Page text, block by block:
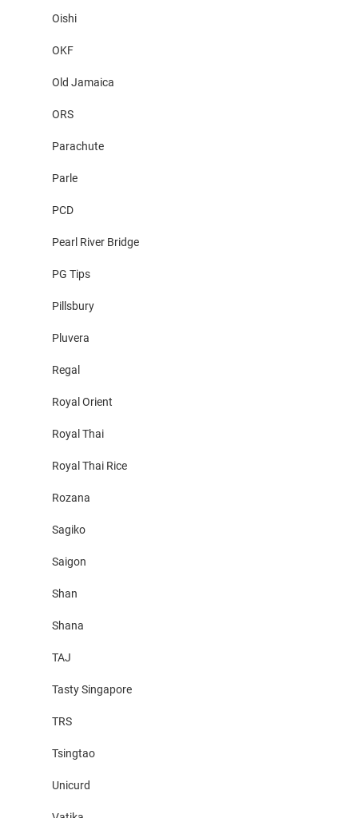
Oishi
OKF
Old Jamaica
ORS
Parachute
Parle
PCD
Pearl River Bridge
PG Tips
Pillsbury
Pluvera
Regal
Royal Orient
Royal Thai
Royal Thai Rice
Rozana
Sagiko
Saigon
Shan
Shana
TAJ
Tasty Singapore
TRS
Tsingtao
Unicurd